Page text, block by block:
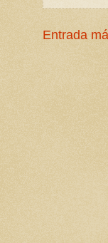
Entrada